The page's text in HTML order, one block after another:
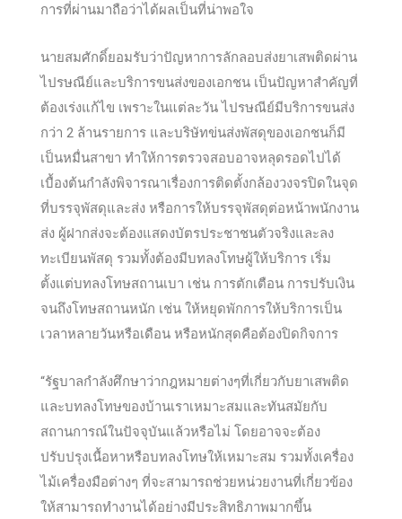
การที่ผ่านมาถือว่าได้ผลเป็นที่น่าพอใจ
นายสมศักดิ์ยอมรับว่าปัญหาการลักลอบส่งยาเสพติดผ่าน
ไปรษณีย์และบริการขนส่งของเอกชน เป็นปัญหาสำคัญที่
ต้องเร่งแก้ไข เพราะในแต่ละวัน ไปรษณีย์มีบริการขนส่ง
กว่า 2 ล้านรายการ และบริษัทข่นส่งพัสดุของเอกชนก็มี
เป็นหมื่นสาขา ทำให้การตรวจสอบอาจหลุดรอดไปได้
เบื้องต้นกำลังพิจารณาเรื่องการติดตั้งกล้องวงจรปิดในจุด
ที่บรรจุพัสดุและส่ง หรือการให้บรรจุพัสดุต่อหน้าพนักงาน
ส่ง ผู้ฝากส่งจะต้องแสดงบัตรประชาชนตัวจริงและลง
ทะเบียนพัสดุ รวมทั้งต้องมีบทลงโทษผู้ให้บริการ เริ่ม
ตั้งแต่บทลงโทษสถานเบา เช่น การตักเตือน การปรับเงิน
จนถึงโทษสถานหนัก เช่น ให้หยุดพักการให้บริการเป็น
เวลาหลายวันหรือเดือน หรือหนักสุดคือต้องปิดกิจการ
“รัฐบาลกำลังศึกษาว่ากฎหมายต่างๆที่เกี่ยวกับยาเสพติด
และบทลงโทษของบ้านเราเหมาะสมและทันสมัยกับ
สถานการณ์ในปัจจุบันแล้วหรือไม่ โดยอาจจะต้อง
ปรับปรุงเนื้อหาหรือบทลงโทษให้เหมาะสม รวมทั้งเครื่อง
ไม้เครื่องมือต่างๆ ที่จะสามารถช่วยหน่วยงานที่เกี่ยวข้อง
ให้สามารถทำงานได้อย่างมีประสิทธิภาพมากขึ้น